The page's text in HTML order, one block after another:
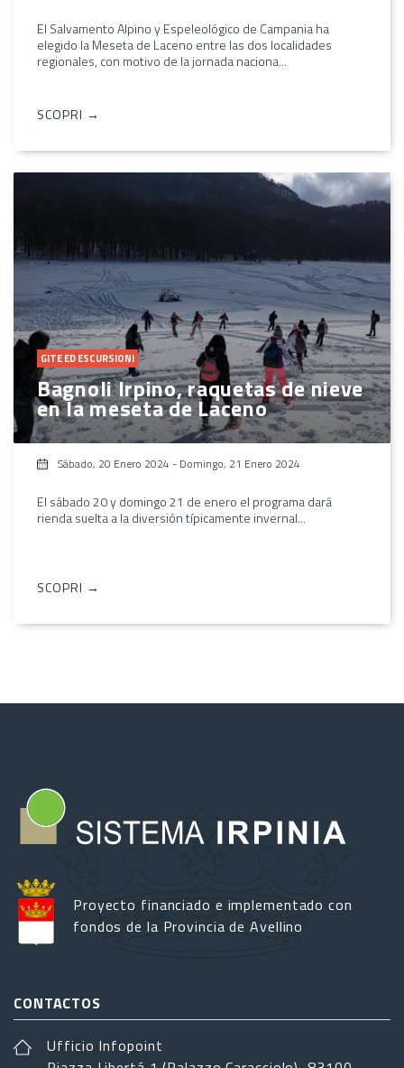
El Salvamento Alpino y Espeleológico de Campania ha
elegido la Meseta de Laceno entre las dos localidades
regionales, con motivo de la jornada naciona...
SCOPRI →
GITE ED ESCURSIONI
Bagnoli Irpino, raquetas de nieve
en la meseta de Laceno
Sábado, 20 Enero 2024 - Domingo, 21 Enero 2024
El sábado 20 y domingo 21 de enero el programa dará
rienda suelta a la diversión típicamente invernal...
SCOPRI →
Proyecto financiado e implementado con
fondos de la Provincia de Avellino
CONTACTOS
Ufficio Infopoint